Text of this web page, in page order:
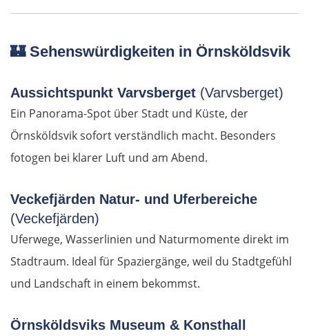
🏰Sehenswürdigkeiten in Örnsköldsvik
Aussichtspunkt Varvsberget (Varvsberget)
Ein Panorama-Spot über Stadt und Küste, der
Örnsköldsvik sofort verständlich macht. Besonders
fotogen bei klarer Luft und am Abend.
Veckefjärden Natur- und Uferbereiche
(Veckefjärden)
Uferwege, Wasserlinien und Naturmomente direkt im
Stadtraum. Ideal für Spaziergänge, weil du Stadtgefühl
und Landschaft in einem bekommst.
Örnsköldsviks Museum & Konsthall
Nessebar
Burgas
Elchowo
Chaskowo
Kardschali
Griechenland
Komotini